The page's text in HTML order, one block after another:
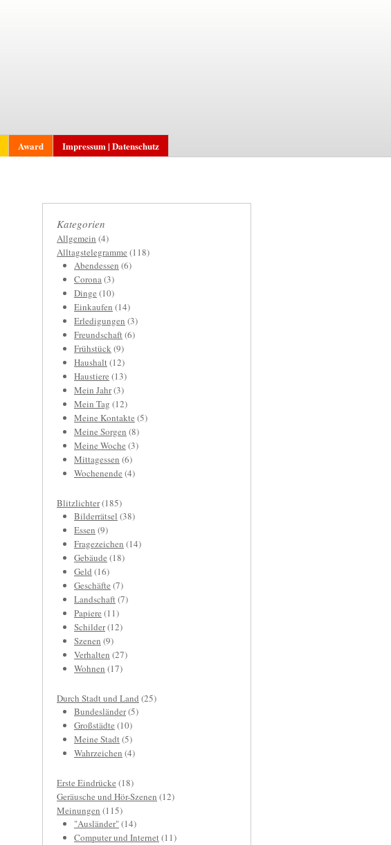
Award Impressum | Datenschutz
Kategorien
Allgemein (4)
Alltagstelegramme (118)
Abendessen (6)
Corona(3)
Dinge (10)
Einkaufen (14)
Erledigungen (3)
Freundschaft(6)
Frühstück(9)
Haushalt(12)
Haustiere (13)
Mein Jahr(3)
Mein Tag (12)
Meine Kontakte (5)
Meine Sorgen (8)
Meine Woche (3)
Mittagessen (6)
Wochenende (4)
Blitzlichter(185)
Bilderrätsel (38)
Essen (9)
Fragezeichen (14)
Gebäude (18)
Geld (16)
Geschäfte (7)
Landschaft(7)
Papiere (11)
Schilder(12)
Szenen (9)
Verhalten (27)
Wohnen (17)
Durch Stadt und Land (25)
Bundesländer(5)
Großstädte (10)
Meine Stadt(5)
Wahrzeichen (4)
Erste Eindrücke (18)
Geräusche und Hör-Szenen (12)
Meinungen (115)
"Ausländer"(14)
Computer und Internet(11)